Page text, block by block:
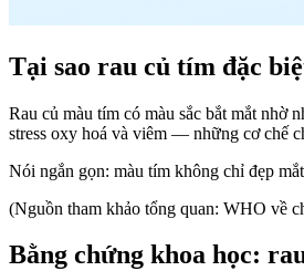
Tại sao rau củ tím đặc
Rau củ màu tím có màu sắc bắt mắt
stress oxy hoá và viêm — những cơ chế
Nói ngắn gọn: màu tím không chỉ đẹp
(Nguồn tham khảo tổng quan: WHO về
Bằng chứng khoa học: